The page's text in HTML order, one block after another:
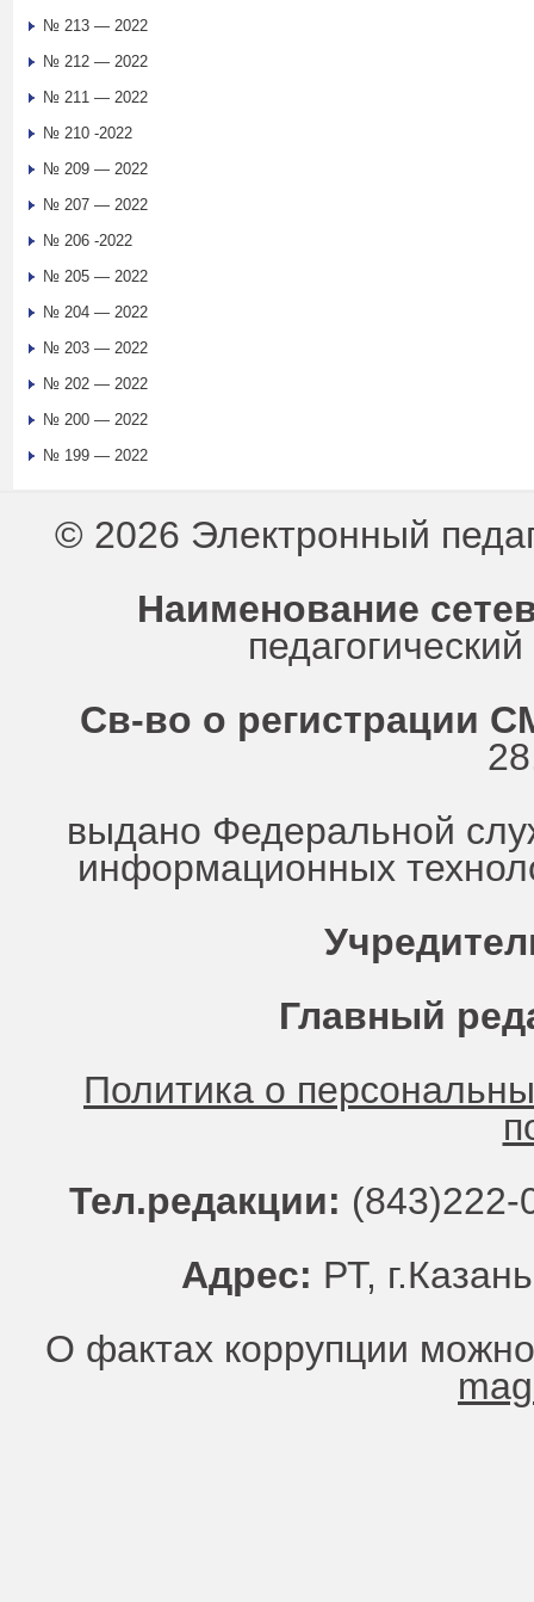
№ 213 — 2022
№ 212 — 2022
№ 211 — 2022
№ 210 -2022
№ 209 — 2022
№ 207 — 2022
№ 206 -2022
№ 205 — 2022
№ 204 — 2022
№ 203 — 2022
№ 202 — 2022
№ 200 — 2022
№ 199 — 2022
© 2026 Электронный
Наименование
Св-во о регистрации
выдано Федеральной
информационных
Главный
Политика о
Тел.редакции:
Адрес: РТ,
О фактах коррупции